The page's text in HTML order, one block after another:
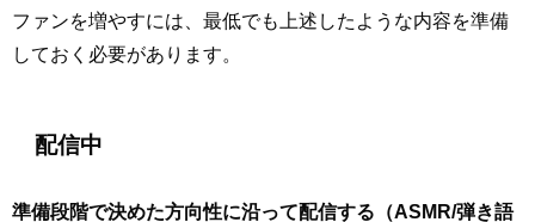
ファンを増やすには、最低でも上述したような内容を準備
しておく必要があります。
配信中
準備段階で決めた方向性に沿って配信する（ASMR/弾き語